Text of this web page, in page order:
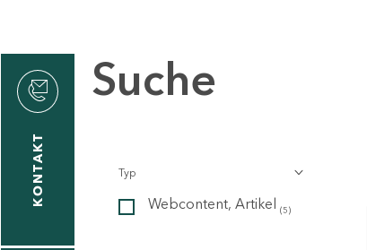
KONTAKT
Suche
Typ
Webcontent, Artikel (5)